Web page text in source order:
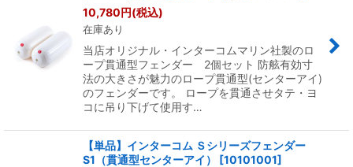
10,780円(税込)
在庫あり
当店オリジナル・インターコムマリン社製のロ
ープ貫通型フェンダー 2個セット 防舷有効寸
法の大きさが魅力のロープ貫通型(センターアイ)
のフェンダーです。 ロープを貫通させタテ・ヨ
コに吊り下げて使用す…
【単品】インターコム Ｓシリーズフェンダー
S1（貫通型センターアイ）
[10101001]